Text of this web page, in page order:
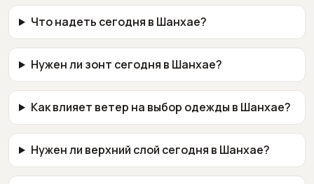
Что надеть сегодня в Шанхае?
Нужен ли зонт сегодня в Шанхае?
Как влияет ветер на выбор одежды в Шанхае?
Нужен ли верхний слой сегодня в Шанхае?